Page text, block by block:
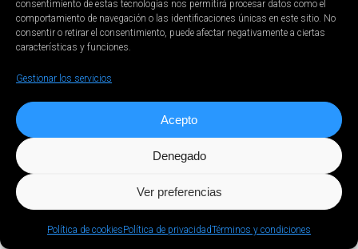
consentimiento de estas tecnologías nos permitirá procesar datos como el
comportamiento de navegación o las identificaciones únicas en este sitio. No
consentir o retirar el consentimiento, puede afectar negativamente a ciertas
características y funciones.
Gestionar los servicios
Acepto
Denegado
Ver preferencias
Política de cookiesPolítica de privacidadTérminos y condiciones